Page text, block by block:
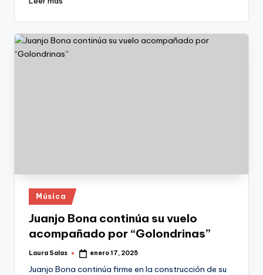
Publicado
en
Música
Juanjo Bona continúa su vuelo
acompañado por “Golondrinas”
Publicado
Laura Salas enero 17, 2025
Juanjo Bona continúa firme en la construcción de su